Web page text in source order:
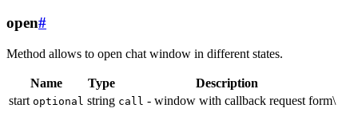
open#
Method allows to open chat window in different states.
Name Type
Description
start optional string call - window with callback request form\